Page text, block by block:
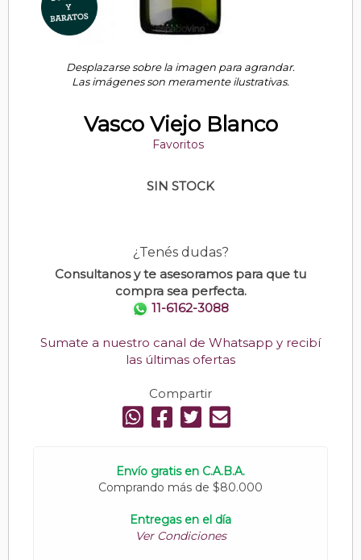
Desplazarse sobre la imagen para agrandar.
Las imágenes son meramente ilustrativas.
Vasco Viejo Blanco
Favoritos
SIN STOCK
¿Tenés dudas?
Consultanos y te asesoramos para que tu
compra sea perfecta.
11-6162-3088
Sumate a nuestro canal de Whatsapp y recibí
las últimas ofertas
Compartir
Envío gratis en C.A.B.A.
Comprando más de $80.000
Entregas en el día
Ver Condiciones